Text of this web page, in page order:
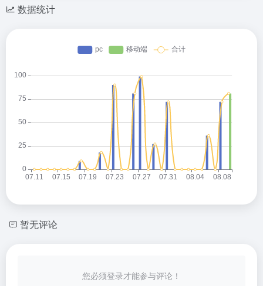
数据统计
暂无评论
您必须登录才能参与评论！